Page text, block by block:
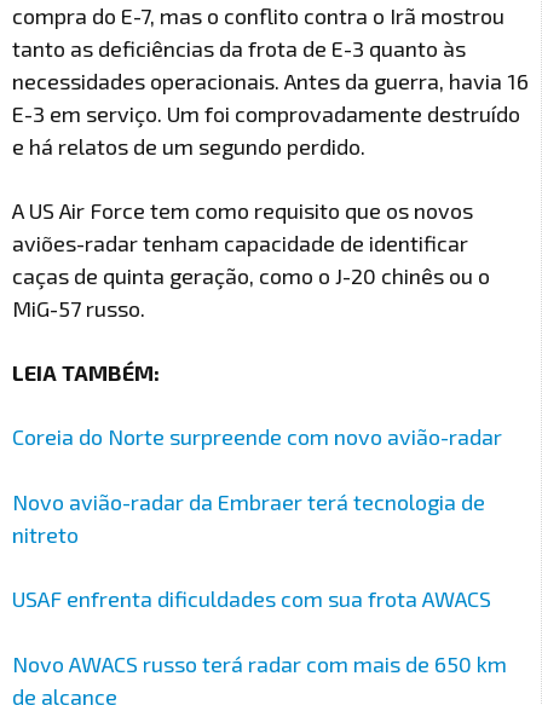
compra do E-7, mas o conflito contra o Irã mostrou
tanto as deficiências da frota de E-3 quanto às
necessidades operacionais. Antes da guerra, havia 16
E-3 em serviço. Um foi comprovadamente destruído
e há relatos de um segundo perdido.
A US Air Force tem como requisito que os novos
aviões-radar tenham capacidade de identificar
caças de quinta geração, como o J-20 chinês ou o
MiG-57 russo.
LEIA TAMBÉM:
Coreia do Norte surpreende com novo avião-radar
Novo avião-radar da Embraer terá tecnologia de
nitreto
USAF enfrenta dificuldades com sua frota AWACS
Novo AWACS russo terá radar com mais de 650 km
de alcance